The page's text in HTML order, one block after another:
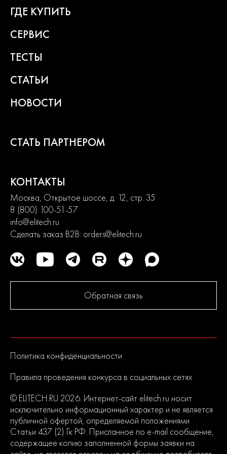
ГДЕ КУПИТЬ
СЕРВИС
ТЕСТЫ
СТАТЬИ
НОВОСТИ
СТАТЬ ПАРТНЕРОМ
КОНТАКТЫ
Москва, Открытое шоссе, д. 12, стр. 35
8 (800) 100-51-57
info@elitech.ru
Сделать заказ B2B: orders@elitech.ru
Обратная связь
Политика конфиденциальности
Правила проведения конкурса в социальных сетях
© ELITECH.RU 2026. Интернет-сайт elitech.ru носит
исключительно информационный характер и не является
публичной офертой, определяемой положениями
Статьи 437 (2) Гк РФ. Присланное по e-mail сообщение,
содержащее копию заполненной формы заявки на